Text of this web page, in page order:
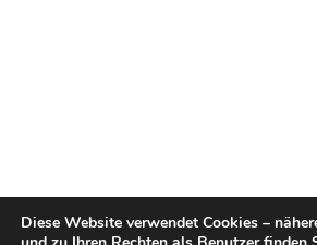
Diese Website verwendet Cookies –